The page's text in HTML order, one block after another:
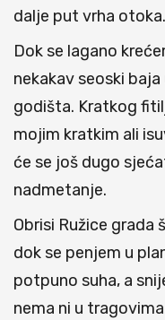
dalje put vrha otoka.
Dok se lagano
nekakav seoski
godišta. Kratkog
mojim kratkim ali
će se još dugo
nadmetanje.
Obrisi Ružice
dok se penjem u
potpuno suha, a
nema ni u